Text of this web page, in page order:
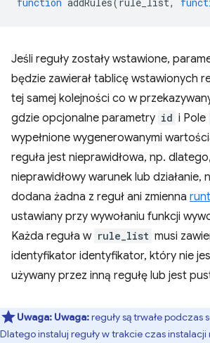
Jeśli reguły zostały wstawione,
będzie zawierał tablicę wstawionych
tej samej kolejności co w
gdzie opcjonalne parametry id i Pole
wypełnione wygenerowanymi
reguła jest nieprawidłowa, np.
nieprawidłowy warunek lub działanie,
dodana żadna z reguł ani zmienna
ustawiany przy wywołaniu funkcji
Każda reguła w rule_list musi
identyfikator identyfikator, który nie
używany przez inną regułę lub jest
Uwaga: Uwaga:reguły są trwałe podczas
Dlatego instaluj reguły w trakcie czas